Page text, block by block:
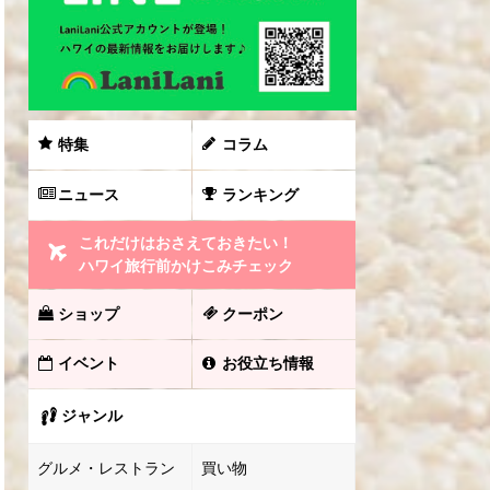
特集 コラム
ニュース ランキング
これだけはおさえておきたい！
ハワイ旅行前かけこみチェック
ショップ クーポン
イベント お役立ち情報
ジャンル
グルメ・レストラン 買い物